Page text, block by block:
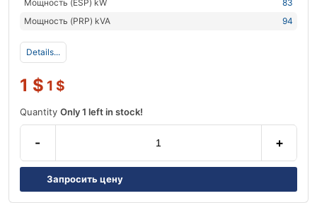
Мощность (ESP) kW
83
Мощность (PRP) kVA
94
Details...
1 $ 1 $
Quantity Only 1 left in stock!
- +
Запросить цену